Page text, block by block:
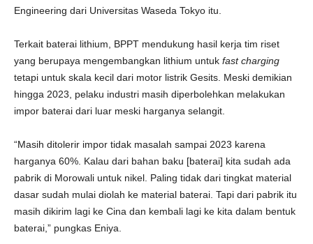
Engineering dari Universitas Waseda Tokyo itu.
Terkait baterai lithium, BPPT mendukung hasil kerja tim riset
yang berupaya mengembangkan lithium untuk fast charging
tetapi untuk skala kecil dari motor listrik Gesits. Meski demikian
hingga 2023, pelaku industri masih diperbolehkan melakukan
impor baterai dari luar meski harganya selangit.
“Masih ditolerir impor tidak masalah sampai 2023 karena
harganya 60%. Kalau dari bahan baku [baterai] kita sudah ada
pabrik di Morowali untuk nikel. Paling tidak dari tingkat material
dasar sudah mulai diolah ke material baterai. Tapi dari pabrik itu
masih dikirim lagi ke Cina dan kembali lagi ke kita dalam bentuk
baterai,” pungkas Eniya.